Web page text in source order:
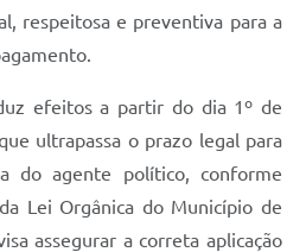
respeitosa e preventiva para a
efeitos a partir do dia 1º de
ultrapassa o prazo legal para
do agente político, conforme
Lei Orgânica do Município de
assegurar a correta aplicação